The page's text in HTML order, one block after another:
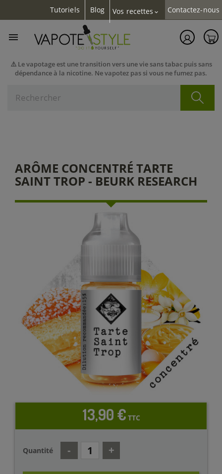
Tutoriels Blog Vos recettes expand_more Contactez-nous
⚠️ Le vapotage est une transition vers une vie sans tabac puis sans
dépendance à la nicotine. Ne vapotez pas si vous ne fumez pas.

ARÔME CONCENTRÉ TARTE
SAINT TROP - BEURK RESEARCH
13,90 € TTC
Quantité